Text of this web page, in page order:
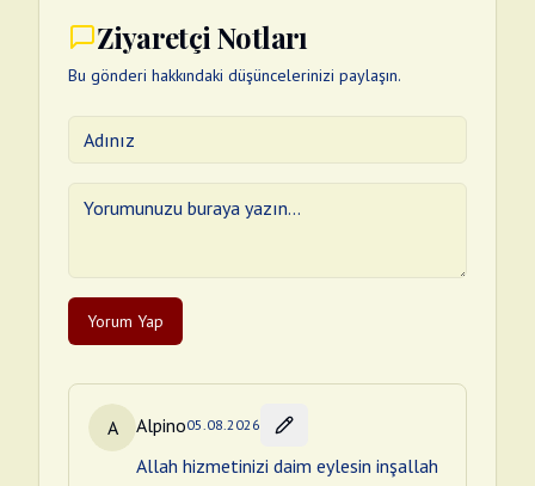
Ziyaretçi Notları
Bu gönderi hakkındaki düşüncelerinizi paylaşın.
Yorum Yap
A Alpino05.08.2026
Allah hizmetinizi daim eylesin inşallah